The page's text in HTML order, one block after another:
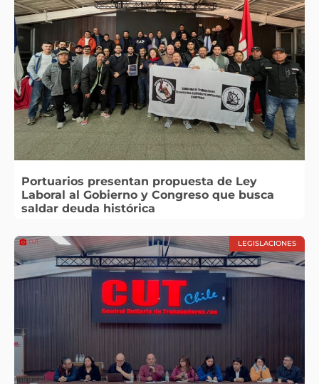
Portuarios presentan propuesta de Ley
Laboral al Gobierno y Congreso que busca
saldar deuda histórica
LEGISLACIONES